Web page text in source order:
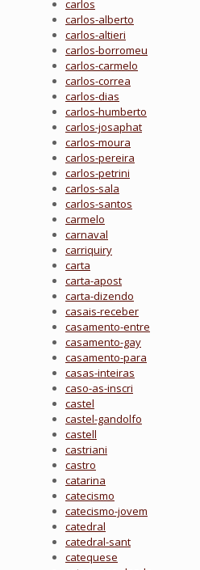
carlos
carlos-alberto
carlos-altieri
carlos-borromeu
carlos-carmelo
carlos-correa
carlos-dias
carlos-humberto
carlos-josaphat
carlos-moura
carlos-pereira
carlos-petrini
carlos-sala
carlos-santos
carmelo
carnaval
carriquiry
carta
carta-apost
carta-dizendo
casais-receber
casamento-entre
casamento-gay
casamento-para
casas-inteiras
caso-as-inscri
castel
castel-gandolfo
castell
castriani
castro
catarina
catecismo
catecismo-jovem
catedral
catedral-sant
catequese